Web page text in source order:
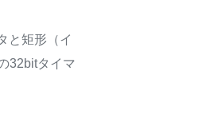
と矩形（イ
32bitタイマ